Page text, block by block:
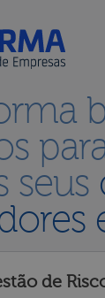
seus
de